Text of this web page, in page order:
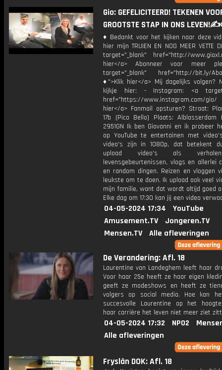
Gio: GEFELICITEERD! TEKENEN
GROOTSTE STAP IN ONS
♦ Bedankt voor het kijken naar deze
hier mijn TRUIEN EN NOG MEER VETTE
target="_blank" href="http://
hier</a> Abonneer voor meer
target="_blank" href="http://bit.ly/
♦">Klik hier</a> Mij dagelijks volgen?
kijkje hier: - Instagram: <a
href="https://www.instagram.com/
hier</a> Fanmail opsturen? Straat:
17b (Pico Bello) Plaats: Alblasserdam
2951GN Ik ben Giovanni en ik probeer
op YouTube te entertainen met
video's zijn in 1080p, dat betekent
upload video's als
levensgebeurtenissen, vlogs en allerlei
en random dingen. Reizen en vloggen
leukste om te doen. Ik upload ook veel
mijn familie, want dat wordt altijd goed
Elke dag om 17:30 kan jij een video
04-05-2024 17:34
YouTube
Amusement.TV
Jongeren.TV
Mensen.TV
Alle afleveringen
De Verandering: Afl. 18
Laurentine van Landeghem leeft haar
Voor haar 25e heeft ze haar eigen
geeft ze modeshows en heeft ze
volgers op social media. Hoe kan
succesvolle Laurentine op het
haar carrière het leven niet meer ziet
04-05-2024 17:32 NPO2
Alle afleveringen
Fryslân DOK: Afl. 18